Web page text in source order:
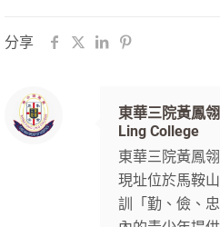
分享
東華三院黃鳳
Ling College
東華三院黃鳳
現址位於馬鞍
訓「勤、儉、